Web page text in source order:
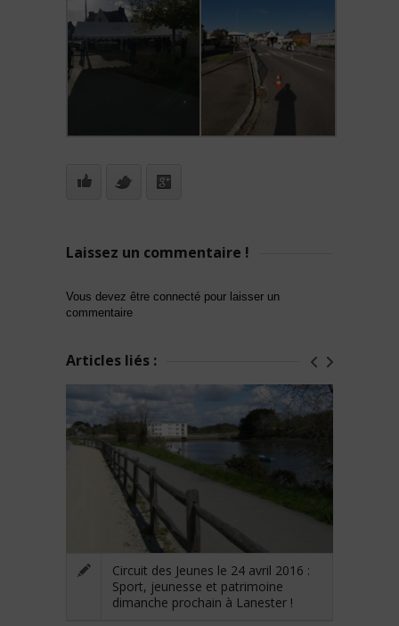
Laissez un commentaire !
Vous devez être connecté pour laisser un
commentaire
Articles liés :
Circuit des Jeunes le 24 avril 2016 :
Sport, jeunesse et patrimoine
dimanche prochain à Lanester !